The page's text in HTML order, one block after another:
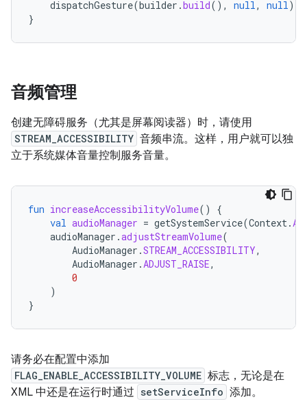
dispatchGesture(builder .build(), null, null)
}
音频管理
创建无障碍服务（尤其是屏幕阅读器）时，请使用
STREAM_ACCESSIBILITY 音频串流。这样，用户就可以独
立于系统媒体音量控制服务音量。
fun increaseAccessibilityVolume()
{
val audioManager = getSystemService(Context.
audioManager .adjustStreamVolume(
AudioManager .STREAM_ACCESSIBILITY,
AudioManager .ADJUST_RAISE,
0
)
}
请务必在配置中添加
FLAG_ENABLE_ACCESSIBILITY_VOLUME 标志，无论是在
XML 中还是在运行时通过 setServiceInfo 添加。